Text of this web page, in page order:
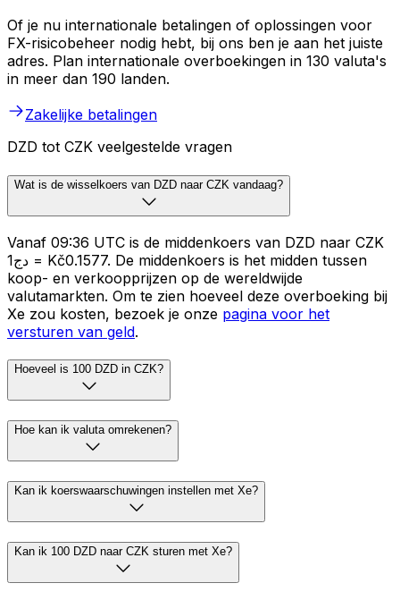
Of je nu internationale betalingen of oplossingen voor
FX-risicobeheer nodig hebt, bij ons ben je aan het juiste
adres. Plan internationale overboekingen in 130 valuta's
in meer dan 190 landen.
Zakelijke betalingen
DZD tot CZK veelgestelde vragen
Wat is de wisselkoers van DZD naar CZK vandaag?
Vanaf 09:36 UTC is de middenkoers van DZD naar CZK
دج1 = Kč0.1577. De middenkoers is het midden tussen
koop- en verkoopprijzen op de wereldwijde
valutamarkten. Om te zien hoeveel deze overboeking bij
Xe zou kosten, bezoek je onze pagina voor het
versturen van geld.
Hoeveel is 100 DZD in CZK?
Hoe kan ik valuta omrekenen?
Kan ik koerswaarschuwingen instellen met Xe?
Kan ik 100 DZD naar CZK sturen met Xe?